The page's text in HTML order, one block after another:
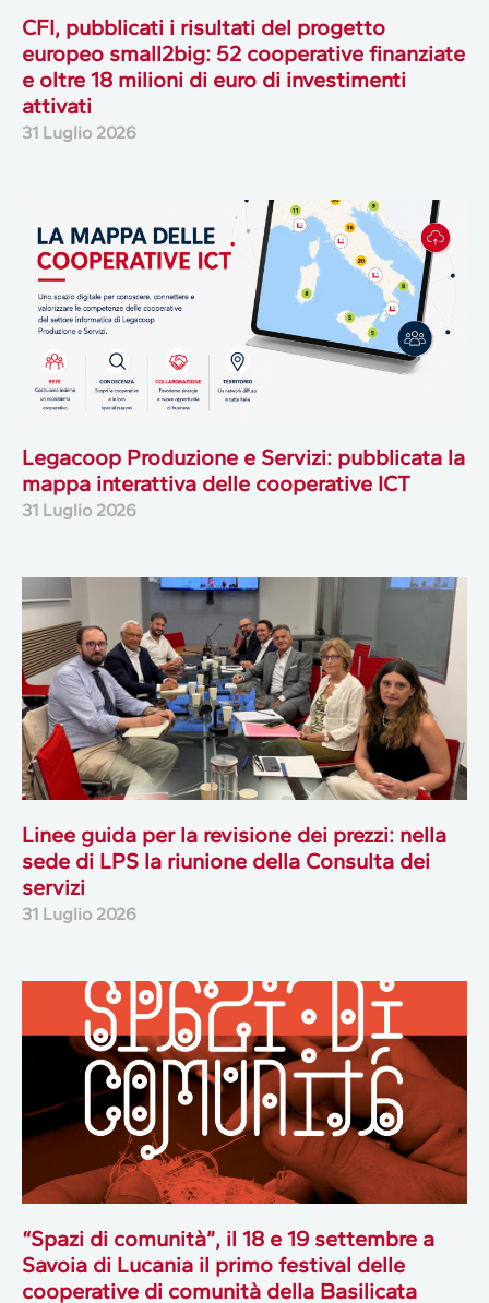
CFI, pubblicati i risultati del progetto
europeo small2big: 52 cooperative finanziate
e oltre 18 milioni di euro di investimenti
attivati
31 Luglio 2026
Legacoop Produzione e Servizi: pubblicata la
mappa interattiva delle cooperative ICT
31 Luglio 2026
Linee guida per la revisione dei prezzi: nella
sede di LPS la riunione della Consulta dei
servizi
31 Luglio 2026
“Spazi di comunità”, il 18 e 19 settembre a
Savoia di Lucania il primo festival delle
cooperative di comunità della Basilicata